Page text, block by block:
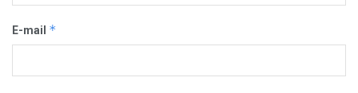
E-mail *